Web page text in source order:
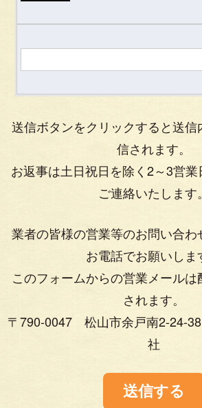
送信ボタンをクリックすると送信
信されます。
お返事は土日祝日を除く2～3営業
ご連絡いたします。
業者の皆様の営業等のお問い合
お電話でお願いしま
このフォームからの営業メール
されます。
〒790-0047 松山市余戸南2-24-
社